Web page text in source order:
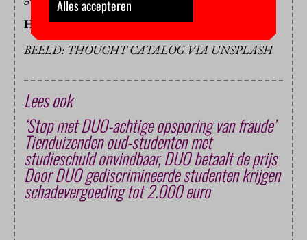
HOP/HC
BEELD: THOUGHT CATALOG VIA UNSPLASH
Lees ook
‘Stop met DUO-achtige opsporing van fraude’
Tienduizenden oud-studenten met
studieschuld onvindbaar, DUO betaalt de prijs
Door DUO gediscrimineerde studenten krijgen
schadevergoeding tot 2.000 euro
Alles accepteren